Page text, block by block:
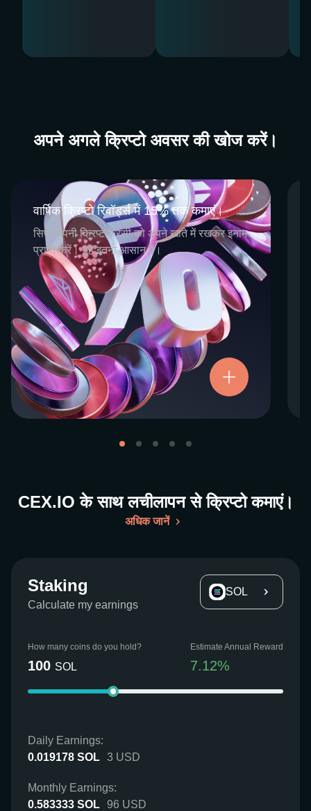
अपने अगले क्रिप्टो अवसर की खोज करें।
वार्षिक क्रिप्टो रिवॉर्ड्स में 15% तक कमाएं।
सिर्फ अपनी क्रिप्टोकरेंसी को अपने खाते में रखकर इनाम
प्राप्त करें। यह इतना आसान है।
वार्षिक क्रिप्टो रिवॉर्ड्स में 15% तक कमाएं।
CEX.IO Earn एक समग्र कार्यक्रम है जिसमें हमारी
क्रिप्टो स्टेकिंग और सेविंग्स सेवाएं शामिल हैं। दोनों के
लिए न्यूनतम प्रयास की आवश्यकता होती है और यह
प्रतिभागियों को चयनित डिजिटल संपत्तियों को सिर्फ
रखने के द्वारा नियमित क्रिप्टो रिवॉर्ड्स कमाने का एक
आसान तरीका प्रदान करते हैं। रिवॉर्ड्स और सभी फंड
पूरी तरह से उपलब्ध हैं और इन्हें किसी भी समय निकाला
या ट्रांसफर किया जा सकता है।
अब आज़माएं
CEX.IO के साथ लचीलापन से क्रिप्टो कमाएं।
अधिक जानें
Staking
Calculate my earnings
SOL
How many coins do you hold?
100 SOL
Estimate Annual Reward
7.12%
Daily Earnings:
0.019178 SOL 3 USD
Monthly Earnings:
0.583333 SOL 96 USD